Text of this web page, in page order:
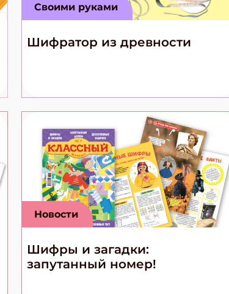
Своими руками
Шифратор из древности
Новости
Шифры и загадки:
запутанный номер!